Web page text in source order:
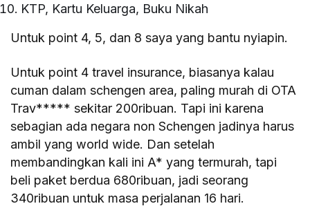
KTP, Kartu Keluarga, Buku Nikah
Untuk point 4, 5, dan 8 saya yang bantu nyiapin.
Untuk point 4 travel insurance, biasanya kalau
cuman dalam schengen area, paling murah di OTA
Trav***** sekitar 200ribuan. Tapi ini karena
sebagian ada negara non Schengen jadinya harus
ambil yang world wide. Dan setelah
membandingkan kali ini A* yang termurah, tapi
beli paket berdua 680ribuan, jadi seorang
340ribuan untuk masa perjalanan 16 hari.